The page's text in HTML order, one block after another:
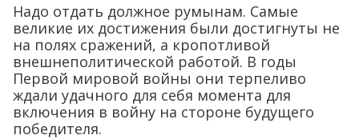
Надо отдать должное румынам. Самые
великие их достижения были достигнуты не
на полях сражений, а кропотливой
внешнеполитической работой. В годы
Первой мировой войны они терпеливо
ждали удачного для себя момента для
включения в войну на стороне будущего
победителя.